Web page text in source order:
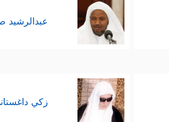
عبدالرشيد
زكي